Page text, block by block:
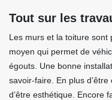
Tout sur les
Les murs et la toiture sont
moyen qui permet de
égouts. Une bonne
savoir-faire. En plus
d’être esthétique. Encore